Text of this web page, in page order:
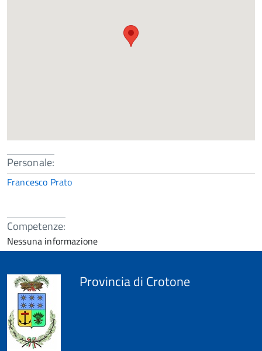
Personale:
Francesco Prato
Competenze:
Nessuna informazione
Provincia di Crotone